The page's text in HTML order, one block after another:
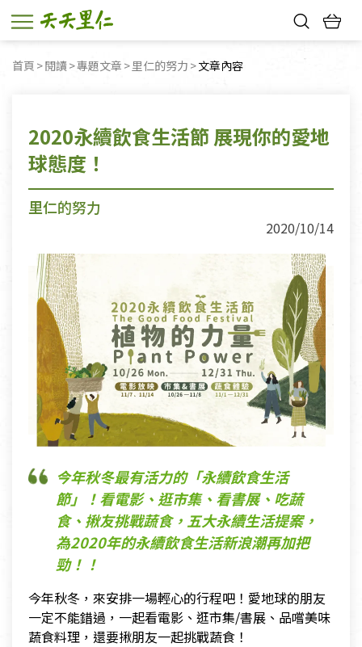
首頁 閱讀 專題文章 里仁的努力 目前頁面：
文章內容
2020永續飲食生活節 展現你的愛地
球態度！
里仁的努力
2020/10/14
今年秋冬最有活力的「永續飲食生活
節」！看電影、逛市集、看書展、吃蔬
食、揪友挑戰蔬食，五大永續生活提案，
為2020年的永續飲食生活新浪潮再加把
勁！！
今年秋冬，來安排一場輕心的行程吧！愛地球的朋友
一定不能錯過，一起看電影、逛市集/書展、品嚐美味
蔬食料理，還要揪朋友一起挑戰蔬食！